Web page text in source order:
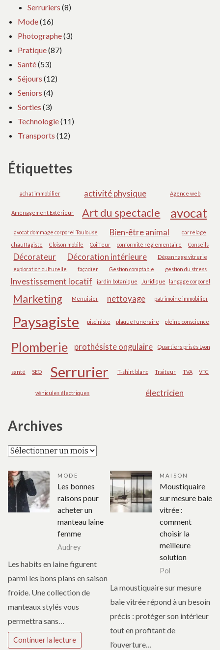
Serruriers (8)
Mode(16)
Photographe(3)
Pratique(87)
Santé(53)
Séjours (12)
Seniors (4)
Sorties (3)
Technologie(11)
Transports (12)
Étiquettes
achat immobilier activité physique Agence web
Aménagement Extérieur Art du spectacle avocat
avocat dommage corporel Toulouse Bien-être animal
carrelage
chauffagiste
Cloison mobile Coiffeur conformité réglementaire Conseils
Décorateur Décoration intérieure
Dépannage vitrerie
exploration culturelle
façadier Gestion comptable gestion du stress
Investissement locatif jardin botanique Juridique langage corporel
Marketing Menuisier nettoyage patrimoine immobilier
Paysagiste pisciniste plaque funeraire pleine conscience
Plomberie prothésiste ongulaire Quartiers prisés Lyon
santé SEO Serrurier T-shirt blanc Traiteur TVA VTC
véhicules électriques électricien
Archives
Archives
MODE
Les bonnes
raisons pour
acheter un
manteau laine
femme
Audrey
Les habits en laine figurent
parmi les bons plans en saison
froide. Une collection de
manteaux stylés vous
permettra sans…
Continuer la lecture
MAISON
Moustiquaire
sur mesure baie
vitrée :
comment
choisir la
meilleure
solution
Pol
La moustiquaire sur mesure
baie vitrée répond à un besoin
précis : protéger son intérieur
tout en profitant de
l’ouverture…